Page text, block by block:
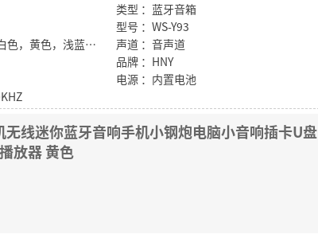
类型 ：蓝牙音箱
型号 ：WS-Y93
颜色 ：红色，黑色，白色，黄色，浅蓝色，草绿色
声道 ：音声道
品牌 ：HNY
电源 ：内置电池
无线迷你蓝牙音响手机小钢炮电脑小音响插卡U盘
放器 黄色